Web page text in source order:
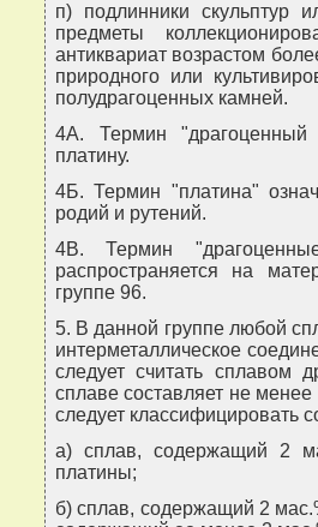
п) подлинники скульптур
предметы
антиквариат возрастом
природного или
полудрагоценных камней.
4А. Термин "драгоценный
платину.
4Б. Термин "платина"
родий и рутений.
4В. Термин
распространяется на
группе 96.
5. В данной группе любой
интерметаллическое
следует считать сплавом
сплаве составляет не
следует классифицировать
а) сплав, содержащий 2
платины;
б) сплав, содержащий 2